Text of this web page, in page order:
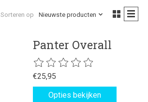
Sorteren op Nieuwste producten
Panter Overall
De beoordeling van dit product is
€25,95
Opties bekijken